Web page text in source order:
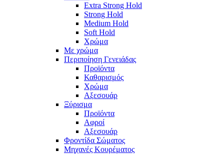
Extra Strong Hold
Strong Hold
Medium Hold
Soft Hold
Χρώμα
Με χρώμα
Περιποίηση Γενειάδας
Προϊόντα
Καθαρισμός
Χρώμα
Αξεσουάρ
Ξύρισμα
Προϊόντα
Αφροί
Αξεσουάρ
Φροντίδα Σώματος
Μηχανές Κουρέματος